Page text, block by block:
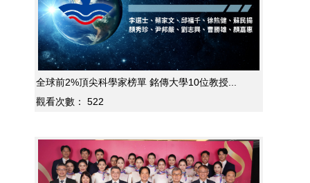
全球前2%頂尖科學家榜單 銘傳大學10位教授...
觀看次數：
522